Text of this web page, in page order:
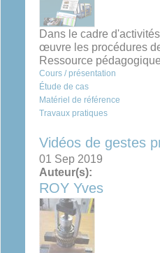
Dans le cadre
œuvre les procédures
Ressource pédagogique
Cours / présentation
Étude de cas
Matériel de référence
Travaux pratiques
Vidéos de gestes
01 Sep 2019
Auteur(s):
ROY Yves